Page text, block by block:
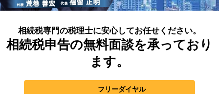
相続税専門の税理士に安心してお任せください。
相続税申告の無料面談を承っており
ます。
フリーダイヤル